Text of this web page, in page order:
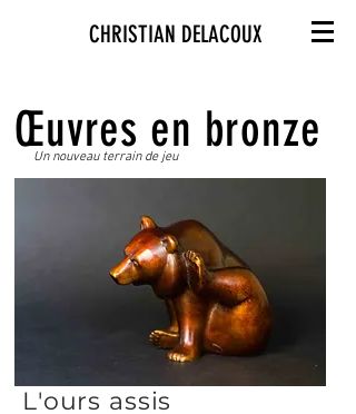
CHRISTIAN DELACOUX
Œuvres en bronze
Un nouveau terrain de jeu
L'ours assis